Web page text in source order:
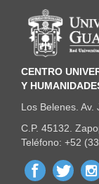
CENTRO
Y
Los Belenes. Av.
C.P. 45132.
Teléfono: +52